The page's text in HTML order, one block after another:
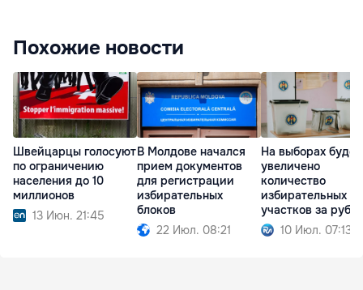
Похожие новости
Швейцарцы голосуют
по ограничению
населения до 10
миллионов
13 Июн. 21:45
В Молдове начался
прием документов
для регистрации
избирательных
блоков
22 Июл. 08:21
На выборах будет
увеличено
количество
избирательных
участков за
10 Июл. 07:13